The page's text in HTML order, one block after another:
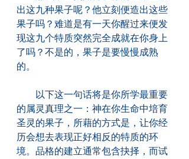
出这九种果子呢？他立刻便造出这些
果子吗？难道是有一天你醒过来便发
现这九个特质突然完全成就在你身上
了吗？不是的，果子是要慢慢成熟
的。
以下这一句话将是你所学最重要
的属灵真理之一：神在你生命中培育
圣灵的果子，所藉的方式是，让你经
历会想去表现正好相反的特质的环
境。品格的建立通常包含抉择，而试